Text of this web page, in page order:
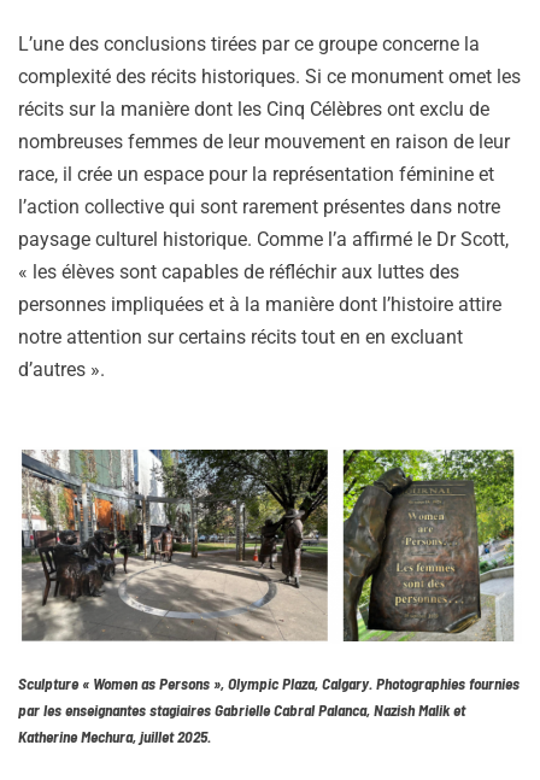
L’une des conclusions tirées par ce groupe concerne la
complexité des récits historiques. Si ce monument omet les
récits sur la manière dont les Cinq Célèbres ont exclu de
nombreuses femmes de leur mouvement en raison de leur
race, il crée un espace pour la représentation féminine et
l’action collective qui sont rarement présentes dans notre
paysage culturel historique. Comme l’a affirmé le Dr Scott,
« les élèves sont capables de réfléchir aux luttes des
personnes impliquées et à la manière dont l’histoire attire
notre attention sur certains récits tout en en excluant
d’autres ».
Sculpture « Women as Persons », Olympic Plaza, Calgary. Photographies fournies
par les enseignantes stagiaires Gabrielle Cabral Palanca, Nazish Malik et
Katherine Mechura, juillet 2025.